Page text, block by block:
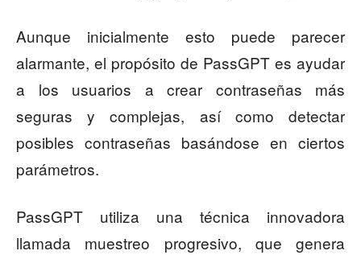
Aunque inicialmente esto puede parecer
alarmante, el propósito de PassGPT es ayudar
a los usuarios a crear contraseñas más
seguras y complejas, así como detectar
posibles contraseñas basándose en ciertos
parámetros.
PassGPT utiliza una técnica innovadora
llamada muestreo progresivo, que genera